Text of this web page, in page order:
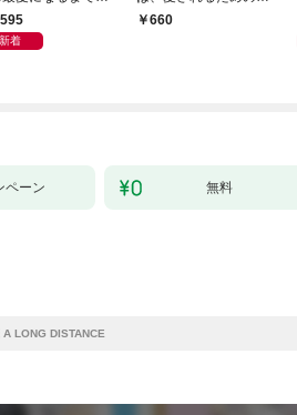
ラスト付き】【単
き下ろしSS付
新着
験をはじめることにし
660
ペーン 無料
LONG DISTANCE